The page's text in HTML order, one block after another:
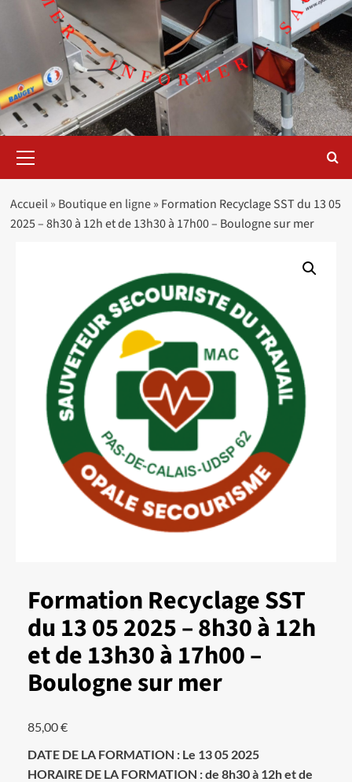
principal
Accueil» Boutique en ligne» Formation Recyclage SST du 13 05
2025 – 8h30 à 12h et de 13h30 à 17h00 – Boulogne sur mer
Formation Recyclage SST
du 13 05 2025 – 8h30 à 12h
et de 13h30 à 17h00 –
Boulogne sur mer
85,00€
DATE DE LA FORMATION : Le 13 05 2025
HORAIRE DE LA FORMATION : de 8h30 à 12h et de